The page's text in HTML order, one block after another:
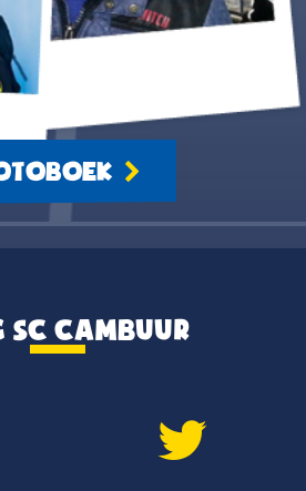
SC CAMBUUR